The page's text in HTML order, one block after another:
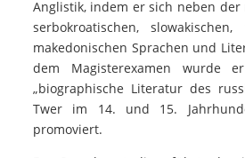
Anglistik, indem er sich neben
serbokroatischen,
makedonischen Sprachen und
dem Magisterexamen wurde
„biographische Literatur des
Twer im 14. und 15.
promoviert.